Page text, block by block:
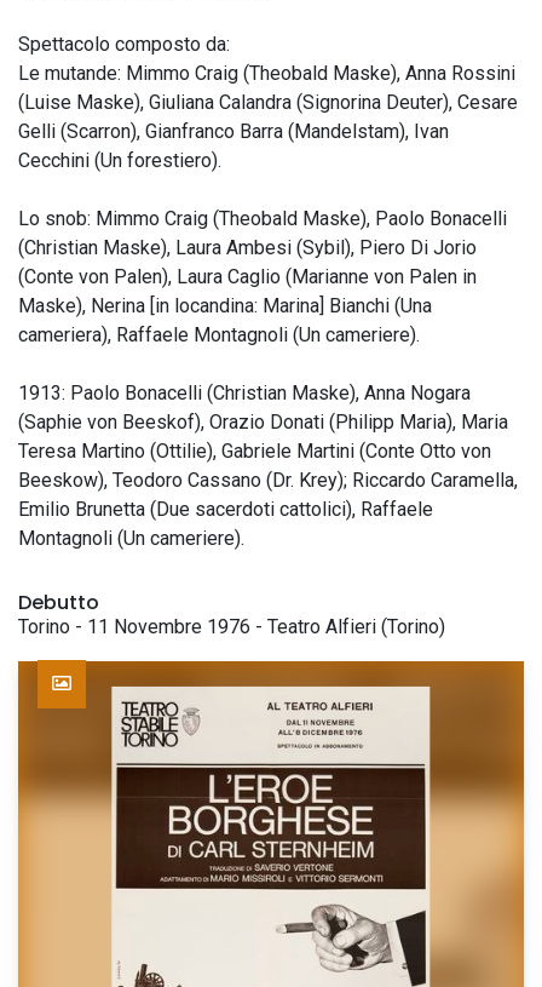
Spettacolo composto da:
Le mutande: Mimmo Craig (Theobald Maske), Anna Rossini
(Luise Maske), Giuliana Calandra (Signorina Deuter), Cesare
Gelli (Scarron), Gianfranco Barra (Mandelstam), Ivan
Cecchini (Un forestiero).
Lo snob: Mimmo Craig (Theobald Maske), Paolo Bonacelli
(Christian Maske), Laura Ambesi (Sybil), Piero Di Jorio
(Conte von Palen), Laura Caglio (Marianne von Palen in
Maske), Nerina [in locandina: Marina] Bianchi (Una
cameriera), Raffaele Montagnoli (Un cameriere).
1913: Paolo Bonacelli (Christian Maske), Anna Nogara
(Saphie von Beeskof), Orazio Donati (Philipp Maria), Maria
Teresa Martino (Ottilie), Gabriele Martini (Conte Otto von
Beeskow), Teodoro Cassano (Dr. Krey); Riccardo Caramella,
Emilio Brunetta (Due sacerdoti cattolici), Raffaele
Montagnoli (Un cameriere).
Debutto
Torino - 11 Novembre 1976 - Teatro Alfieri (Torino)